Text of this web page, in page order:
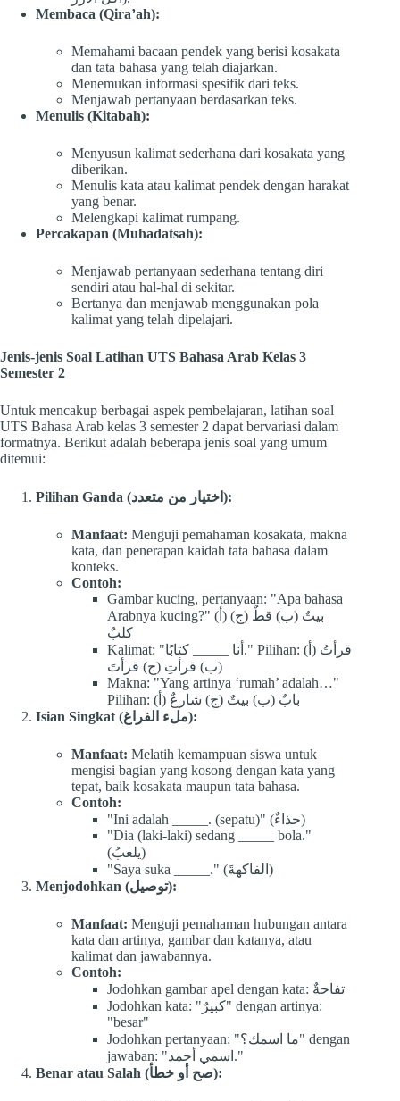
Membaca (Qira’ah):
Memahami bacaan pendek yang berisi kosakata
dan tata bahasa yang telah diajarkan.
Menemukan informasi spesifik dari teks.
Menjawab pertanyaan berdasarkan teks.
Menulis (Kitabah):
Menyusun kalimat sederhana dari kosakata yang
diberikan.
Menulis kata atau kalimat pendek dengan harakat
yang benar.
Melengkapi kalimat rumpang.
Percakapan (Muhadatsah):
Menjawab pertanyaan sederhana tentang diri
sendiri atau hal-hal di sekitar.
Bertanya dan menjawab menggunakan pola
kalimat yang telah dipelajari.
Jenis-jenis Soal Latihan UTS Bahasa Arab Kelas 3
Semester 2
Untuk mencakup berbagai aspek pembelajaran, latihan soal
UTS Bahasa Arab kelas 3 semester 2 dapat bervariasi dalam
formatnya. Berikut adalah beberapa jenis soal yang umum
ditemui:
Pilihan Ganda (اختيار من متعدد):
Manfaat: Menguji pemahaman kosakata, makna
kata, dan penerapan kaidah tata bahasa dalam
konteks.
Contoh:
Gambar kucing, pertanyaan: "Apa bahasa
Arabnya kucing?" (أ) بيتٌ (ب) قطٌ (ج)
كلبٌ
Kalimat: "أنا _____ كتابًا." Pilihan: (أ) قرأتُ
(ب) قرأتِ (ج) قرأتَ
Makna: "Yang artinya ‘rumah’ adalah…"
Pilihan: (أ) بابٌ (ب) بيتٌ (ج) شارعٌ
Isian Singkat (ملء الفراغ):
Manfaat: Melatih kemampuan siswa untuk
mengisi bagian yang kosong dengan kata yang
tepat, baik kosakata maupun tata bahasa.
Contoh:
"Ini adalah _____. (sepatu)" (حذاءٌ)
"Dia (laki-laki) sedang _____ bola."
(يلعبُ)
"Saya suka _____." (الفاكهةَ)
Menjodohkan (توصيل):
Manfaat: Menguji pemahaman hubungan antara
kata dan artinya, gambar dan katanya, atau
kalimat dan jawabannya.
Contoh:
Jodohkan gambar apel dengan kata: تفاحةٌ
Jodohkan kata: "كبيرٌ" dengan artinya:
"besar"
Jodohkan pertanyaan: "ما اسمك؟" dengan
jawaban: "اسمي أحمد."
Benar atau Salah (صح أو خطأ):